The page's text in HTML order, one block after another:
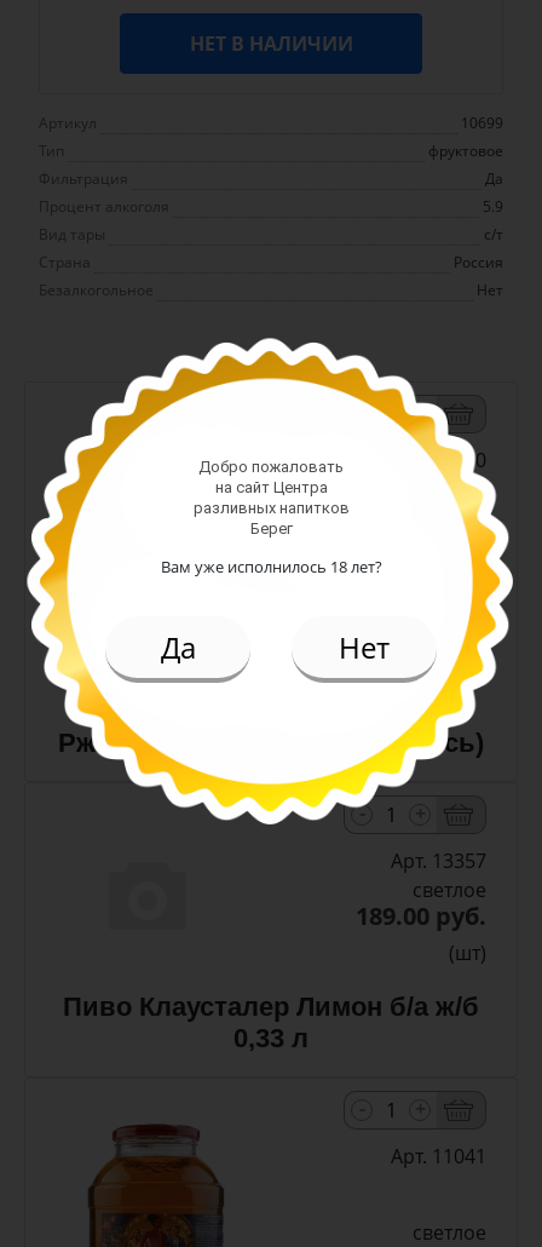
НЕТ В НАЛИЧИИ
Артикул
10699
Тип
фруктовое
Фильтрация
Да
Процент алкоголя
5.9
Вид тары
с/т
Страна
Россия
Безалкогольное
Нет
-
+
Арт. 10990
темное
Алк: 5%
Плотность: 11.6%
186.00 руб.
(шт)
Пиво Лидское Жигулевское
Ржаное 5,0% с/т 0,5 л (Беларусь)
-
Арт. 13357
светлое
189.00 руб.
(шт)
Пиво Клаусталер Лимон б/а ж/б
0,33 л
Арт. 11041
светлое
Добро пожаловать
на сайт Центра
разливных напитков
Берег
Вам уже исполнилось 18 лет?
Да Нет